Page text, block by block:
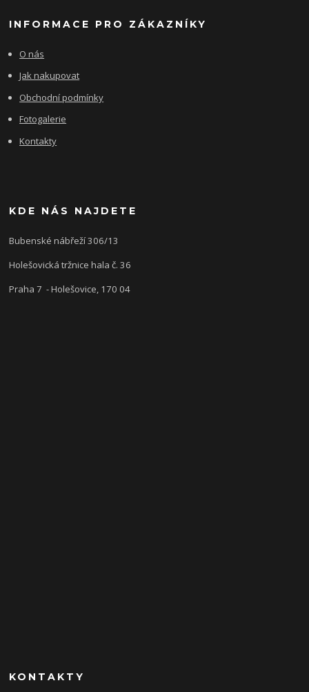
INFORMACE PRO ZÁKAZNÍKY
O nás
Jak nakupovat
Obchodní podmínky
Fotogalerie
Kontakty
KDE NÁS NAJDETE
Bubenské nábřeží 306/13
Holešovická tržnice hala č. 36
Praha 7 - Holešovice, 170 04
KONTAKTY